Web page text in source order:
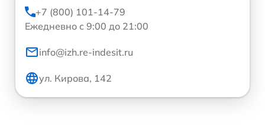
+7 (800) 101-14-79
Ежедневно с 9:00 до 21:00
info@izh.re-indesit.ru
ул. Кирова, 142